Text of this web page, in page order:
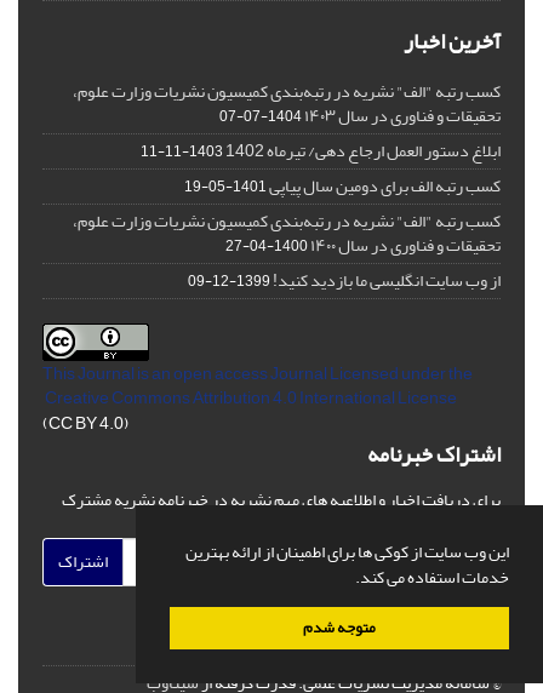
این وب سایت از کوکی ها برای اطمینان از ارائه بهترین
خدمات استفاده می کند.
متوجه شدم
آخرین اخبار
کسب رتبه "الف" نشریه در رتبه‌بندی کمیسیون نشریات وزارت علوم،
تحقیقات و فناوری در سال ۱۴۰۳ 1404-07-07
ابلاغ دستور العمل ارجاع دهی/ تیرماه 1402 1403-11-11
کسب رتبه الف برای دومین سال پیاپی1401-05-19
کسب رتبه "الف" نشریه در رتبه‌بندی کمیسیون نشریات وزارت علوم،
تحقیقات و فناوری در سال ۱۴۰۰ 1400-04-27
از وب سایت انگلیسی ما بازدید کنید!1399-12-09
This Journal is an open access Journal Licensedunder the
Creative Commons Attribution 4.0 International License
(CC BY 4.0)
اشتراک خبرنامه
برای دریافت اخبار و اطلاعیه های مهم نشریه در خبرنامه نشریه مشترک
اشتراک
© سامانه مدیریت نشریات علمی.قدرت گرفته ازسیناوب